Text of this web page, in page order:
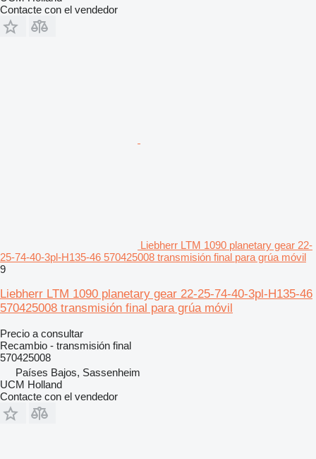
Contacte con el vendedor
Liebherr LTM 1090 planetary gear 22-
25-74-40-3pl-H135-46 570425008 transmisión final para grúa móvil
9
Liebherr LTM 1090 planetary gear 22-25-74-40-3pl-H135-46
570425008 transmisión final para grúa móvil
Precio a consultar
Recambio - transmisión final
570425008
Países Bajos, Sassenheim
UCM Holland
Contacte con el vendedor